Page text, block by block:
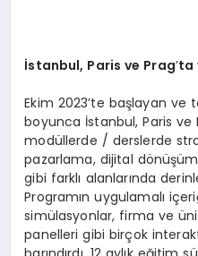
İstanbul, Paris ve Prag’ta
Ekim 2023’te başlayan ve
boyunca İstanbul, Paris ve
modüllerde / derslerde
pazarlama, dijital
gibi farklı alanlarında
Programın uygulamalı
simülasyonlar, firma ve
panelleri gibi birçok